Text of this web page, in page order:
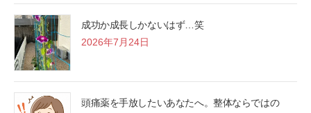
成功か成長しかないはず…笑
2026年7月24日
頭痛薬を手放したいあなたへ。整体ならではの